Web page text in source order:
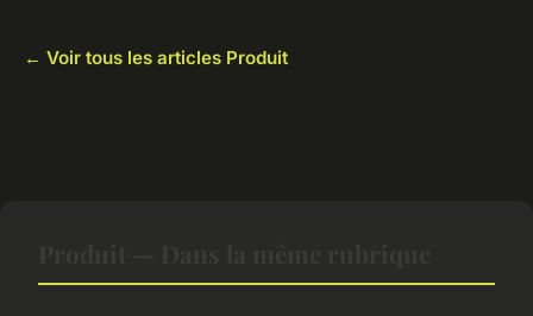
← Voir tous les articles Produit